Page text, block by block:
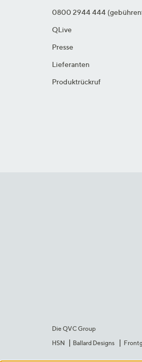
0800 2944 444
QLive
Presse
Lieferanten
Produktrückruf
Die QVC Group
HSN
Ballard Designs